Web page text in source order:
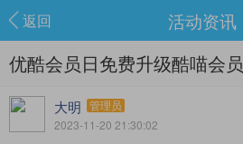
返回 活动资讯
优酷会员日免费升级酷喵会员
大明 管理员
2023-11-20 21:30:02